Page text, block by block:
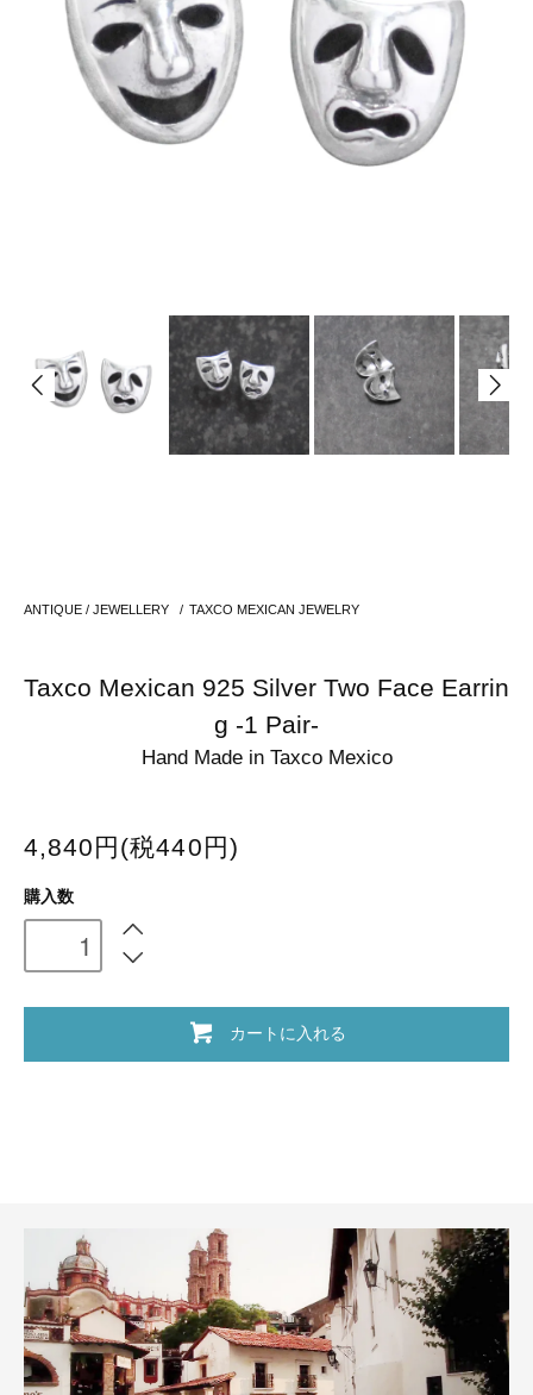
ANTIQUE / JEWELLERY / TAXCO MEXICAN JEWELRY
Taxco Mexican 925 Silver Two Face Earrin
g -1 Pair-
Hand Made in Taxco Mexico
4,840円(税440円)
購入数
カートに入れる